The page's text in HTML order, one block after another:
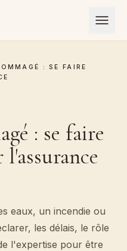
: SE FAIRE
: se faire
eaux, un incendie ou
les délais, le rôle
l'expertise pour être